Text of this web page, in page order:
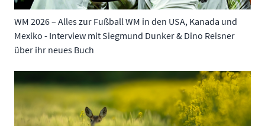
WM 2026 – Alles zur Fußball WM in den USA, Kanada und
Mexiko - Interview mit Siegmund Dunker & Dino Reisner
über ihr neues Buch